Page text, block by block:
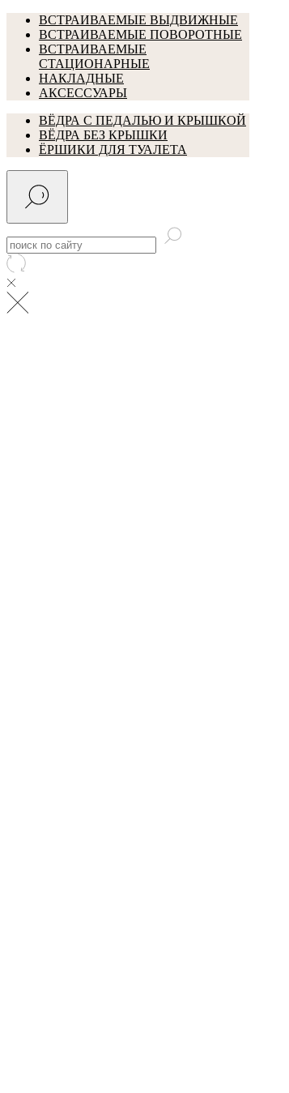
ВСТРАИВАЕМЫЕ ВЫДВИЖНЫЕ
ВСТРАИВАЕМЫЕ ПОВОРОТНЫЕ
ВСТРАИВАЕМЫЕ
СТАЦИОНАРНЫЕ
НАКЛАДНЫЕ
АКСЕССУАРЫ
ВЁДРА С ПЕДАЛЬЮ И КРЫШКОЙ
ВЁДРА БЕЗ КРЫШКИ
ЁРШИКИ ДЛЯ ТУАЛЕТА